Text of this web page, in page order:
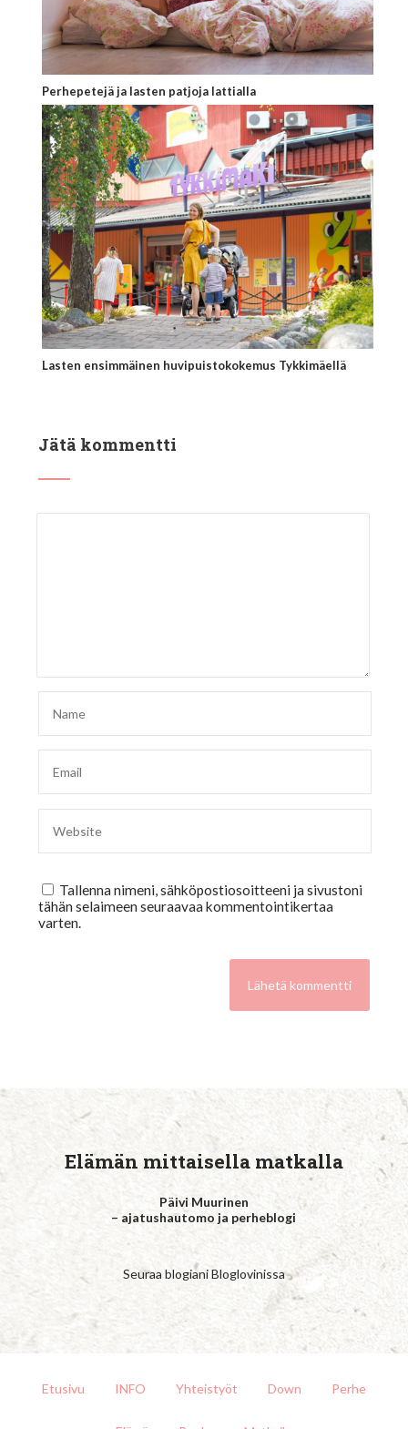
Perhepetejä ja lasten patjoja lattialla
Lasten ensimmäinen huvipuistokokemus Tykkimäellä
Jätä kommentti
Tallenna nimeni, sähköpostiosoitteeni ja sivustoni
tähän selaimeen seuraavaa kommentointikertaa
varten.
Elämän mittaisella matkalla
Päivi Muurinen
– ajatushautomo ja perheblogi
Seuraa blogiani Bloglovinissa
Etusivu INFO Yhteistyöt Down Perhe